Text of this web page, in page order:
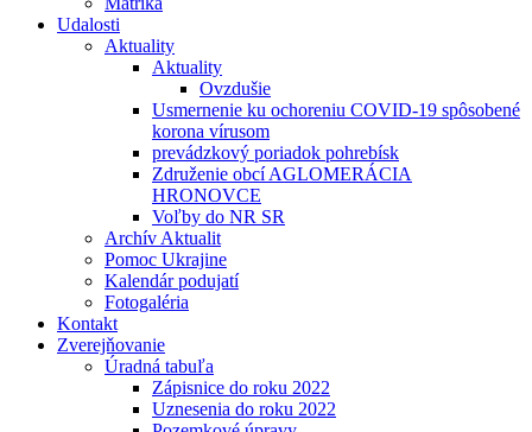
Udalosti
Aktuality
Aktuality
Ovzdušie
Usmernenie ku ochoreniu COVID-19 spôsobené
korona vírusom
prevádzkový poriadok pohrebísk
Združenie obcí AGLOMERÁCIA
HRONOVCE
Voľby do NR SR
Archív Aktualit
Pomoc Ukrajine
Kalendár podujatí
Fotogaléria
Kontakt
Zverejňovanie
Úradná tabuľa
Zápisnice do roku 2022
Uznesenia do roku 2022